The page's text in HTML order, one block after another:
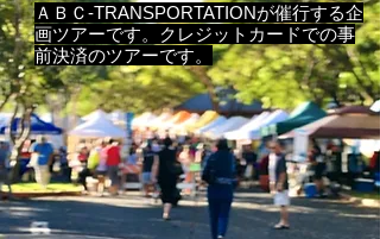
​ＡＢＣ-TRANSPORTATIONが催行する企
画ツアーです。クレジットカードでの事
前決済のツアーです。